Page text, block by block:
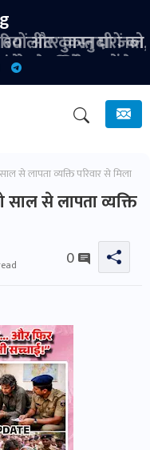
60 लीटर वास्तु घी जब्त,
होलसेल विक्रेताओं के
निरीक्षण।
से लापता व्यक्ति परिवार से मिला
से लापता व्यक्ति
0